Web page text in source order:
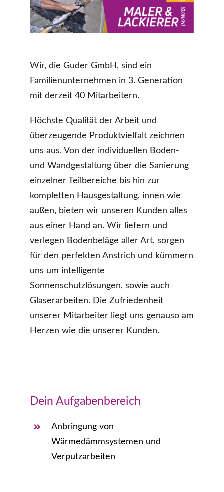
Wir, die Guder GmbH, sind ein
Familienunternehmen in 3. Generation
mit derzeit 40 Mitarbeitern.
Höchste Qualität der Arbeit und
überzeugende Produktvielfalt zeichnen
uns aus. Von der individuellen Boden-
und Wandgestaltung über die Sanierung
einzelner Teilbereiche bis hin zur
kompletten Hausgestaltung, innen wie
außen, bieten wir unseren Kunden alles
aus einer Hand an. Wir liefern und
verlegen Bodenbeläge aller Art, sorgen
für den perfekten Anstrich und kümmern
uns um intelligente
Sonnenschutzlösungen, sowie auch
Glaserarbeiten. Die Zufriedenheit
unserer Mitarbeiter liegt uns genauso am
Herzen wie die unserer Kunden.
Dein Aufgabenbereich
Anbringung von
Wärmedämmsystemen und
Verputzarbeiten